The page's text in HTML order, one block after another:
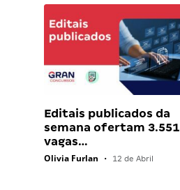
Editais publicados da
semana ofertam 3.551
vagas…
Olivia Furlan • 12 de Abril